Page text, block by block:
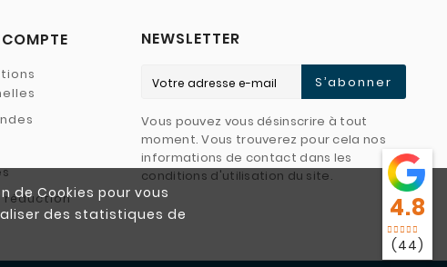
de Cookies pour vous
des statistiques de
réduction
NEWSLETTER
S’abonner
Vous pouvez vous désinscrire à tout
moment. Vous trouverez pour cela nos
informations de contact dans les
conditions d'utilisation du site.
4.8
(44)